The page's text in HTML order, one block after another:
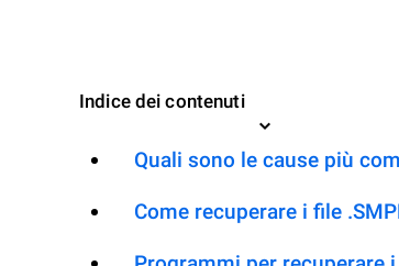
Indice dei contenuti
Quali sono le cause più
Come recuperare i file